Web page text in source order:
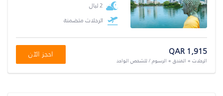
2 ليال
الرحلات متضمنة
QAR 1,915
الرحلات + الفندق + الرسوم / للشخص الواحد
احجز الآن